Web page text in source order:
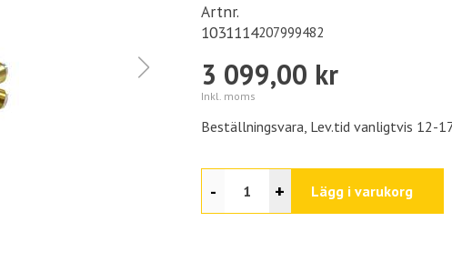
Artnr.
1031114207999482
3 099,00 kr
Inkl. moms
Beställningsvara, Lev.tid vanligtvis 12-
- + Lägg i varukorg